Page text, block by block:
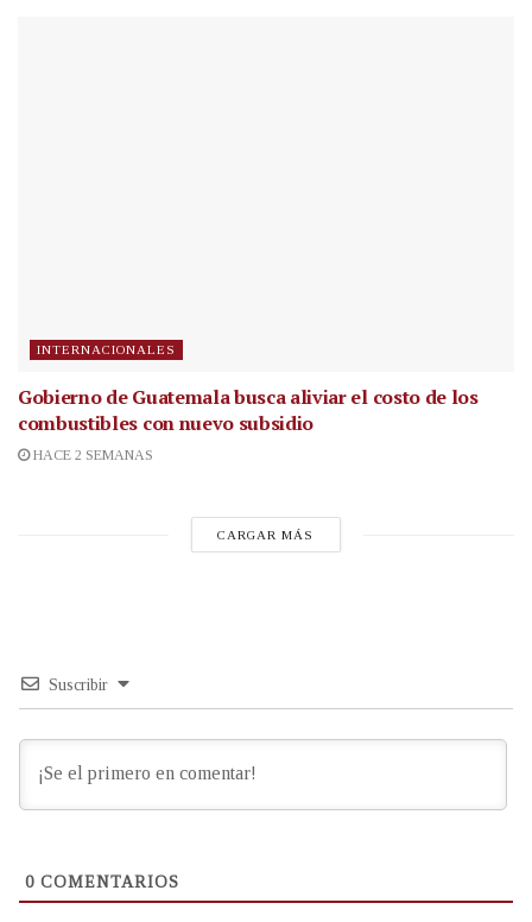
INTERNACIONALES
Gobierno de Guatemala busca aliviar el costo de los
combustibles con nuevo subsidio
HACE 2 SEMANAS
CARGAR MÁS
Suscribir
0 COMENTARIOS